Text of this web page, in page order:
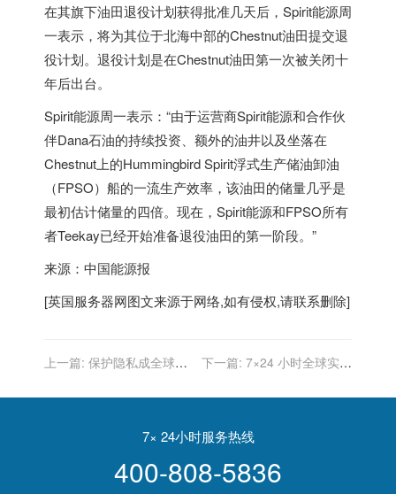
在其旗下油田退役计划获得批准几天后，Spirit能源周
一表示，将为其位于北海中部的Chestnut油田提交退
役计划。退役计划是在Chestnut油田第一次被关闭十
年后出台。
Spirit能源周一表示：“由于运营商Spirit能源和合作伙
伴Dana石油的持续投资、额外的油井以及坐落在
Chestnut上的Hummingbird Spirit浮式生产储油卸油
（FPSO）船的一流生产效率，该油田的储量几乎是
最初估计储量的四倍。现在，Spirit能源和FPSO所有
者Teekay已经开始准备退役油田的第一阶段。”
来源：中国能源报
[英国服务器网图文来源于网络,如有侵权,请联系删除]
上一篇: 保护隐私成全球趋
松数据监管？
下一篇: 7×24 小时全球实时
7× 24小时服务热线
400-808-5836